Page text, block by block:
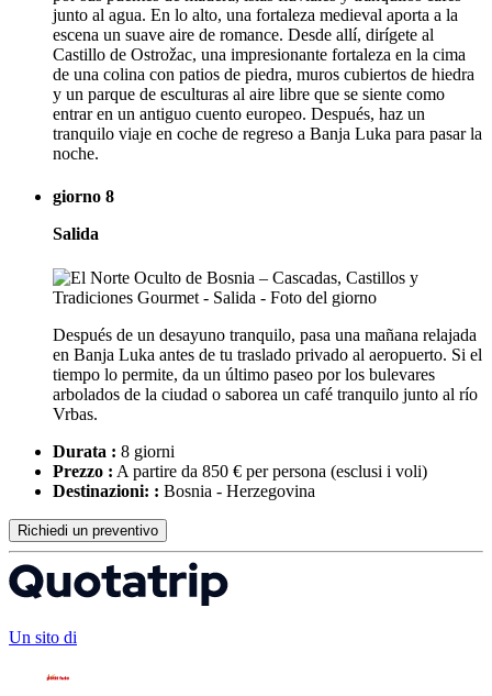
junto al agua. En lo alto, una fortaleza medieval aporta a la
escena un suave aire de romance. Desde allí, dirígete al
Castillo de Ostrožac, una impresionante fortaleza en la cima
de una colina con patios de piedra, muros cubiertos de hiedra
y un parque de esculturas al aire libre que se siente como
entrar en un antiguo cuento europeo. Después, haz un
tranquilo viaje en coche de regreso a Banja Luka para pasar la
noche.
giorno 8
Salida
Después de un desayuno tranquilo, pasa una mañana relajada
en Banja Luka antes de tu traslado privado al aeropuerto. Si el
tiempo lo permite, da un último paseo por los bulevares
arbolados de la ciudad o saborea un café tranquilo junto al río
Vrbas.
Durata : 8 giorni
Prezzo : A partire da 850 € per persona (esclusi i voli)
Destinazioni: : Bosnia - Herzegovina
Richiedi un preventivo
Un sito di